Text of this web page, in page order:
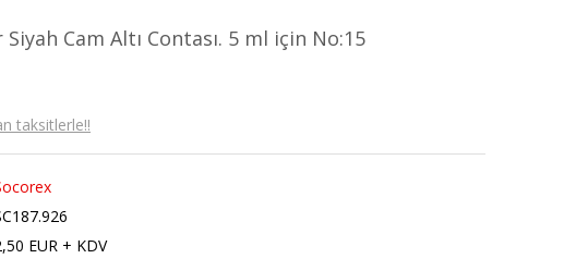
Cam Altı Contası. 5 ml için No:15
taksitlerle!!
EUR + KDV